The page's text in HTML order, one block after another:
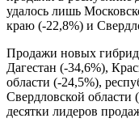
удалось лишь
краю (-22,8%) и
Продажи новых
Дагестан (-34,6%),
области (-24,5%),
Свердловской области
десятки лидеров